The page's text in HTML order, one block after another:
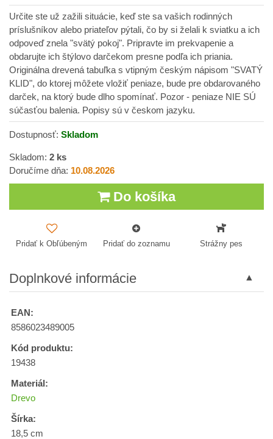
Určite ste už zažili situácie, keď ste sa vašich rodinných
príslušníkov alebo priateľov pýtali, čo by si želali k sviatku a ich
odpoveď znela "svätý pokoj". Pripravte im prekvapenie a
obdarujte ich štýlovo darčekom presne podľa ich priania.
Originálna drevená tabuľka s vtipným českým nápisom "SVATÝ
KLID", do ktorej môžete vložiť peniaze, bude pre obdarovaného
darček, na ktorý bude dlho spomínať. Pozor - peniaze NIE SÚ
súčasťou balenia. Popisy sú v českom jazyku.
Dostupnosť: Skladom
Skladom: 2 ks
Doručíme dňa: 10.08.2026
Do košíka
Pridať k Obľúbeným Pridať do zoznamu Strážny pes
Doplnkové informácie
EAN:
8586023489005
Kód produktu:
19438
Materiál:
Drevo
Šírka:
18,5 cm